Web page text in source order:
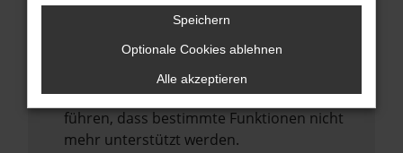
Stelle sicher, dass dein Browser und dein
Betriebssystem auf dem neuesten Stand
Veraltete Software birgt nicht nur ein
Sicherheitsrisiko, sondern kann auch dazu
führen, dass bestimmte Funktionen nicht
mehr unterstützt werden.
Speichern
Optionale Cookies ablehnen
Alle akzeptieren